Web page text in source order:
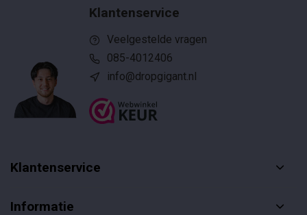
Klantenservice
Veelgestelde vragen
085-4012406
info@dropgigant.nl
Klantenservice
Informatie